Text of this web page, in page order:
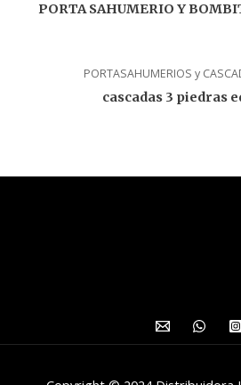
PORTA SAHUMERIO Y
PORTASAHUMERIOS y
cascadas 3 piedras